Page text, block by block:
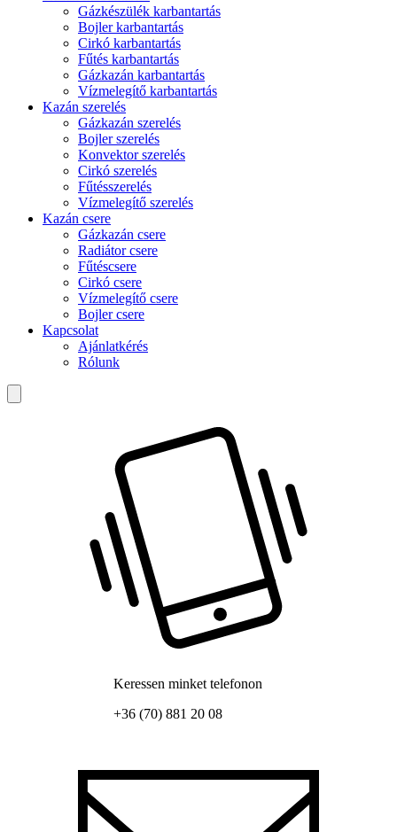
Gázkészülék karbantartás
Bojler karbantartás
Cirkó karbantartás
Fűtés karbantartás
Gázkazán karbantartás
Vízmelegítő karbantartás
Kazán szerelés
Gázkazán szerelés
Bojler szerelés
Konvektor szerelés
Cirkó szerelés
Fűtésszerelés
Vízmelegítő szerelés
Kazán csere
Gázkazán csere
Radiátor csere
Fűtéscsere
Cirkó csere
Vízmelegítő csere
Bojler csere
Kapcsolat
Ajánlatkérés
Rólunk
Keressen minket telefonon
+36 (70) 881 20 08